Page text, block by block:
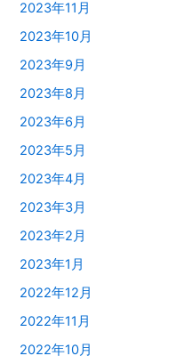
2023年11月
2023年10月
2023年9月
2023年8月
2023年6月
2023年5月
2023年4月
2023年3月
2023年2月
2023年1月
2022年12月
2022年11月
2022年10月